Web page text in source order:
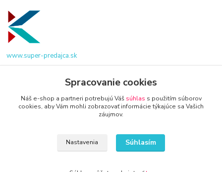
www.super-predajca.sk
info@kamenik.sk
© 2024 Všetky práva vyhradené KAMENIK.SK
Spracovanie cookies
Náš e-shop a partneri potrebujú Váš súhlas s použitím súborov
cookies, aby Vám mohli zobrazovať informácie týkajúce sa Vašich
záujmov.
Nastavenia Súhlasím